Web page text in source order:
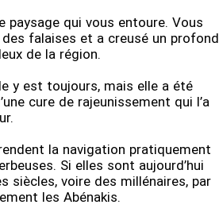
qui vous entoure. Vous
falaises et a creusé un profond
de la région.
y est toujours, mais elle a été
cure de rajeunissement qui l’a
la navigation pratiquement
Si elles sont aujourd’hui
siècles, voire des millénaires, par
les Abénakis.